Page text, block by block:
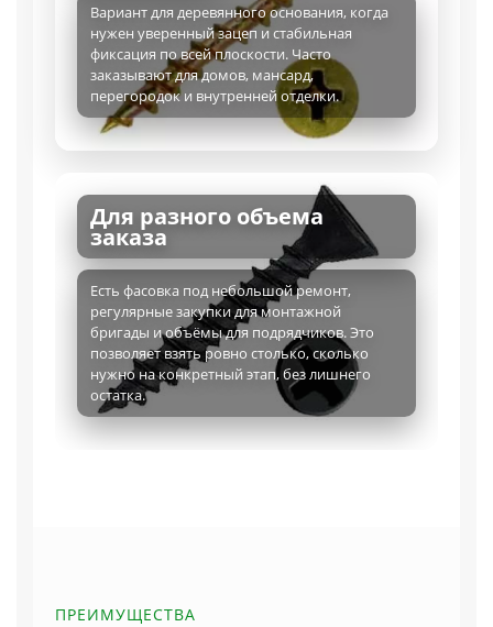
Вариант для деревянного основания, когда
нужен уверенный зацеп и стабильная
фиксация по всей плоскости. Часто
заказывают для домов, мансард,
перегородок и внутренней отделки.
Для разного объема
заказа
Есть фасовка под небольшой ремонт,
регулярные закупки для монтажной
бригады и объёмы для подрядчиков. Это
позволяет взять ровно столько, сколько
нужно на конкретный этап, без лишнего
остатка.
ПРЕИМУЩЕСТВА